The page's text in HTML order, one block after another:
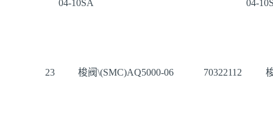
04-10SA
04-
23 梭阀\(SMC)AQ5000-06 70322112